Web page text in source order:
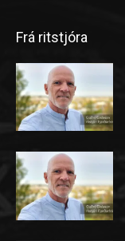
Frá ritstjóra